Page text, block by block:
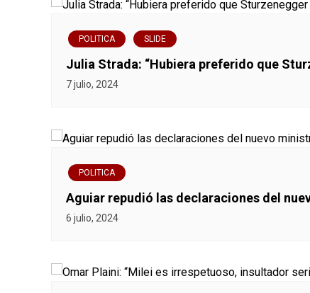
i
ó
n
e
e
n
t
r
POLITICA SLIDE
Julia Strada: “Hubiera preferido que
7 julio, 2024
POLITICA
Aguiar repudió las declaraciones del
6 julio, 2024